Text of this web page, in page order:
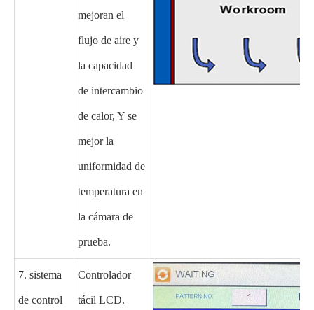
mejoran el
flujo de aire y
la capacidad
de intercambio
de calor, Y se
mejor la
uniformidad de
temperatura en
la cámara de
prueba.
7. sistema
de control
Controlador
tácil LCD.